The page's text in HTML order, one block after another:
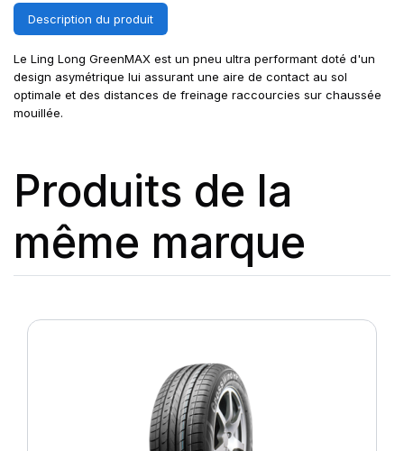
Description du produit
Le Ling Long GreenMAX est un pneu ultra performant doté d'un
design asymétrique lui assurant une aire de contact au sol
optimale et des distances de freinage raccourcies sur chaussée
mouillée.
Produits de la
même marque